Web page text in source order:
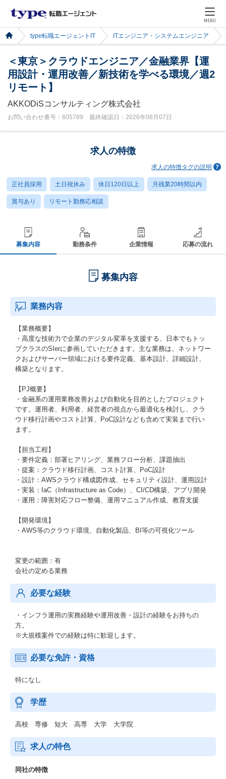
MENU
type転職エージェントIT ITエンジニア・システムエンジニア
＜東京＞クラウドエンジニア／金融業界【運
用設計・運用改善／新技術を学べる環境／週2
リモート】
AKKODiSコンサルティング株式会社
お問い合わせ番号：605789 最終確認日：2026年08月07日
求人の特徴
求人の特徴タグの説明
正社員採用 土日祝休み 休日120日以上 月残業20時間以内
賞与あり リモート勤務応相談
募集内容 勤務条件 企業情報 応募の流れ
募集内容
業務内容
【業務概要】
・高度な技術力で企業のデジタル変革を支援する、日本でもトッ
プクラスのSIerに参画していただきます。主な業務は、ネットワー
クおよびサーバー領域における要件定義、基本設計、詳細設計、
構築となります。
【PJ概要】
・金融系の運用業務改善および自動化を目的としたプロジェクト
です。運用者、利用者、経営者の視点から最適化を検討し、クラ
ウド移行計画やコスト計算、PoC設計なども含めて実装まで行い
ます。
【担当工程】
・要件定義：部署ヒアリング、業務フロー分析、課題抽出
・提案：クラウド移行計画、コスト計算、PoC設計
・設計：AWSクラウド構成図作成、セキュリティ設計、運用設計
・実装：IaC（Infrastructure as Code）、CI/CD構築、アプリ開発
・運用：障害対応フロー整備、運用マニュアル作成、教育支援
【開発環境】
・AWS等のクラウド環境、自動化製品、BI等の可視化ツール
変更の範囲：有
会社の定める業務
必要な経験
・インフラ運用の実務経験や運用改善・設計の経験をお持ちの
方。
※大規模案件での経験は特に歓迎します。
必要な免許・資格
特になし
学歴
高校 専修 短大 高専 大学 大学院
求人の特色
同社の特徴